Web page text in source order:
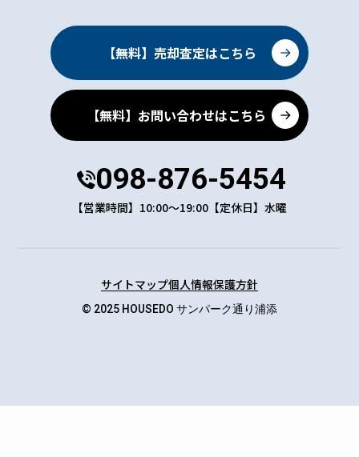
【無料】売却査定はこちら
【無料】お問い合わせはこちら
098-876-5454
【営業時間】10:00～19:00【定休日】水曜
© 2025 HOUSEDO サンパーク通り浦添
サイトマップ個人情報保護方針